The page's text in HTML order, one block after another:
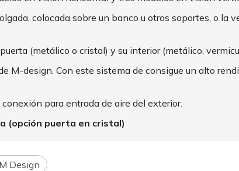
colocada sobre un banco u otros soportes, o la
(metálico o cristal) y su interior (metálico,
M-design. Con este sistema de consigue un alto
para entrada de aire del exterior.
(opción puerta en cristal)
M Design